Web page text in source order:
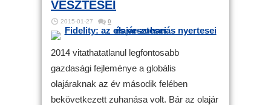
VESZTESEI
2015-01-27 0
2014 vitathatatlanul legfontosabb
gazdasági fejleménye a globális
olajáraknak az év második felében
bekövetkezett zuhanása volt. Bár az olajár